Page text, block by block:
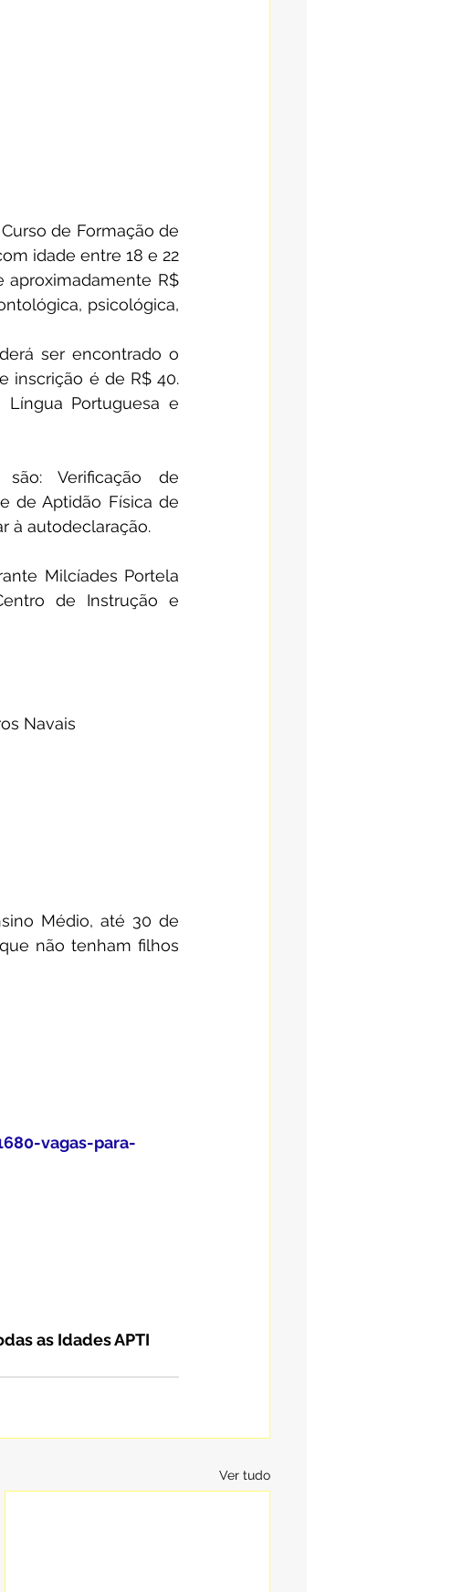
de Formação de
idade entre 18 e 22
aproximadamente R$
psicológica,
ser encontrado o
inscrição é de R$ 40.
Portuguesa e
Verificação de
de Aptidão Física de
à autodeclaração.
Milcíades Portela
de Instrução e
Navais
Médio, até 30 de
não tenham filhos
vagas-para-
as Idades APTI
Ver tudo